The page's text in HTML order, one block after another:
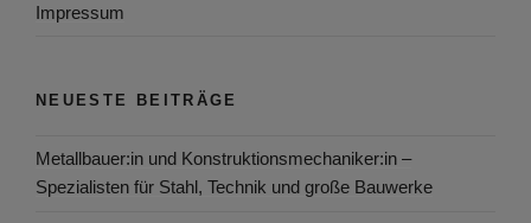
Impressum
NEUESTE BEITRÄGE
Metallbauer:in und Konstruktionsmechaniker:in –
Spezialisten für Stahl, Technik und große Bauwerke